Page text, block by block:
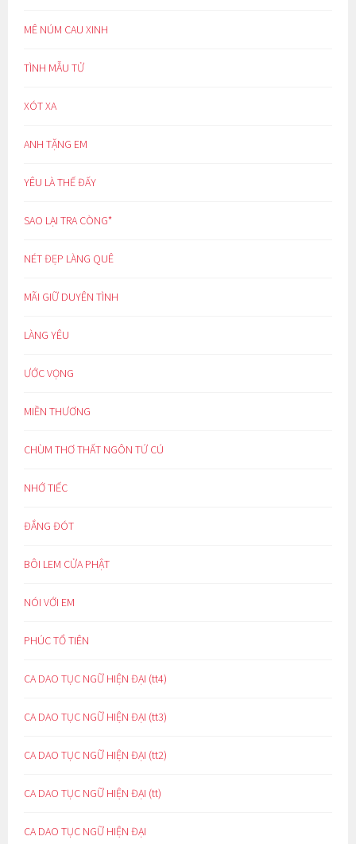
MÊ NÚM CAU XINH
TÌNH MẪU TỬ
XÓT XA
ANH TẶNG EM
YÊU LÀ THẾ ĐẤY
SAO LẠI TRA CÒNG*
NÉT ĐẸP LÀNG QUÊ
MÃI GIỮ DUYÊN TÌNH
LÀNG YÊU
ƯỚC VỌNG
MIỀN THƯƠNG
CHÙM THƠ THẤT NGÔN TỨ CÚ
NHỚ TIẾC
ĐẮNG ĐÓT
BÔI LEM CỬA PHẬT
NÓI VỚI EM
PHÚC TỔ TIÊN
CA DAO TỤC NGỮ HIỆN ĐẠI (tt4)
CA DAO TỤC NGỮ HIỆN ĐẠI (tt3)
CA DAO TỤC NGỮ HIỆN ĐẠI (tt2)
CA DAO TỤC NGỮ HIỆN ĐẠI (tt)
CA DAO TỤC NGỮ HIỆN ĐẠI